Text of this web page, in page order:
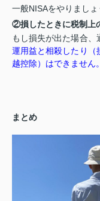
一般NISAをやりまし
②損したときに税制上
もし損失が出た場合、
運用益と相殺したり（
越控除）はできません。
まとめ